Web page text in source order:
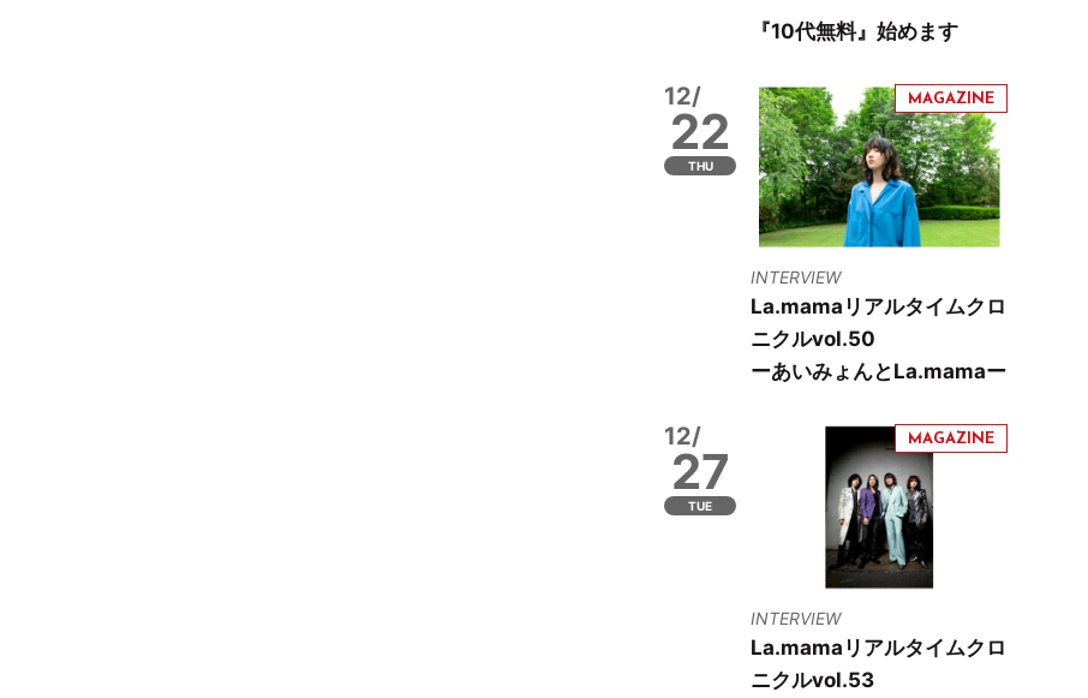
『10代無料』始めます
12/
22
THU
INTERVIEW
La.mamaリアルタイムクロ
ニクルvol.50
ーあいみょんとLa.mamaー
12/
27
TUE
INTERVIEW
La.mamaリアルタイムクロ
ニクルvol.53